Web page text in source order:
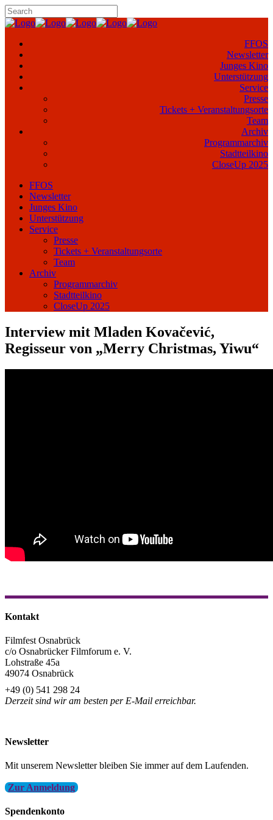
FFOS
Newsletter
Junges Kino
Unterstützung
Service
Presse
Tickets + Veranstaltungsorte
Team
Archiv
Programmarchiv
Stadtteilkino
CloseUp 2025
FFOS
Newsletter
Junges Kino
Unterstützung
Service
Presse
Tickets + Veranstaltungsorte
Team
Archiv
Programmarchiv
Stadtteilkino
CloseUp 2025
Interview mit Mladen Kovačević,
Regisseur von „Merry Christmas, Yiwu“
Kontakt
Filmfest Osnabrück
c/o Osnabrücker Filmforum e. V.
Lohstraße 45a
49074 Osnabrück
+49 (0) 541 298 24
Derzeit sind wir am besten per E-Mail erreichbar.
Newsletter
Mit unserem Newsletter bleiben Sie immer auf dem Laufenden.
Zur Anmeldung
Spendenkonto